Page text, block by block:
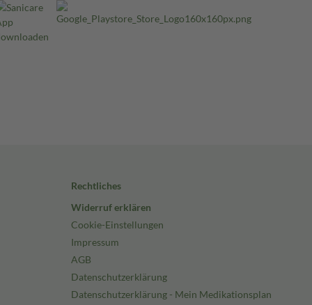
Rechtliches
Widerruf erklären
Cookie-Einstellungen
Impressum
AGB
Datenschutzerklärung
Datenschutzerklärung - Mein Medikationsplan